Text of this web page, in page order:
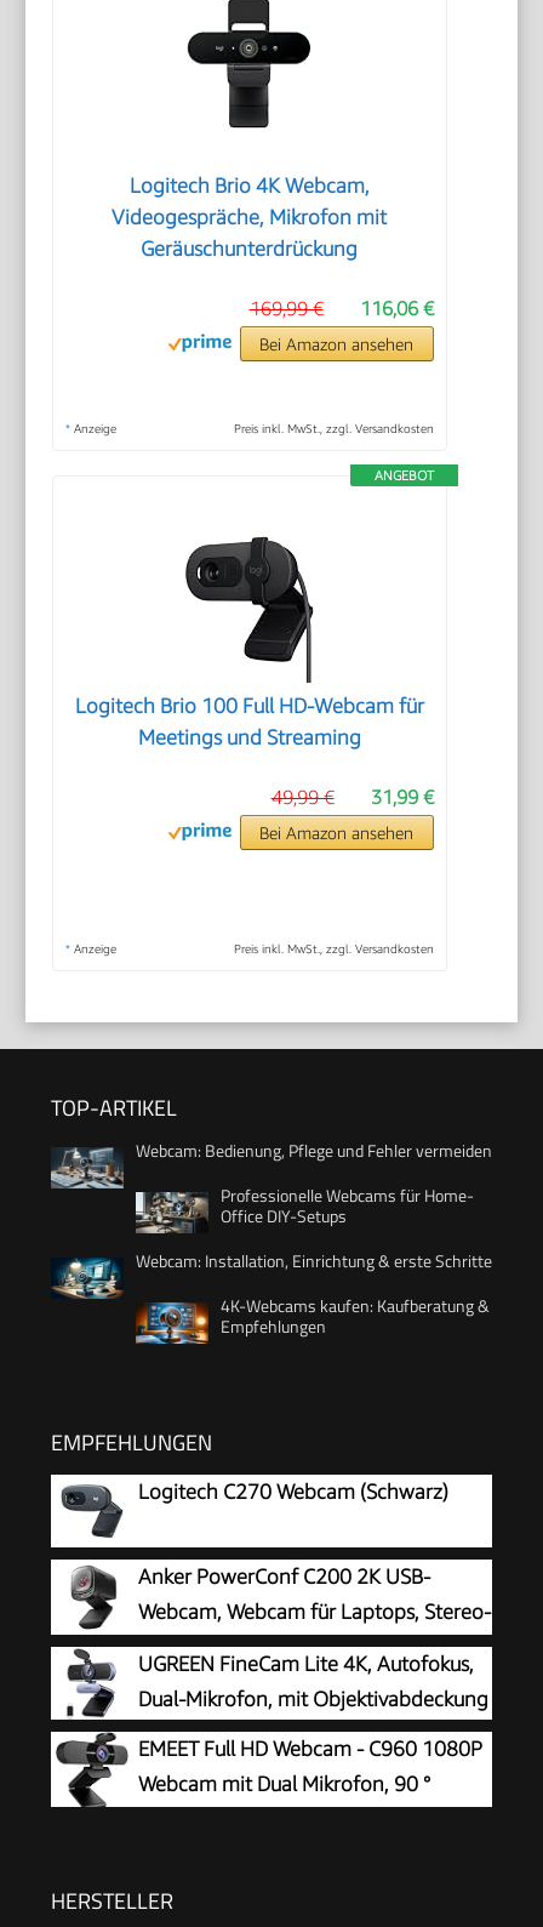
Logitech Brio 4K Webcam,
Videogespräche, Mikrofon mit
Geräuschunterdrückung
116,06 €
169,99 €
Bei Amazon ansehen
* Anzeige Preis inkl. MwSt., zzgl. Versandkosten
ANGEBOT
Logitech Brio 100 Full HD-Webcam für
Meetings und Streaming
31,99 €
49,99 €
Bei Amazon ansehen
* Anzeige Preis inkl. MwSt., zzgl. Versandkosten
TOP-ARTIKEL
Webcam: Bedienung, Pflege und Fehler vermeiden
Professionelle Webcams für Home-
Office DIY-Setups
Webcam: Installation, Einrichtung & erste Schritte
4K-Webcams kaufen: Kaufberatung &
Empfehlungen
EMPFEHLUNGEN
Logitech C270 Webcam (Schwarz)
Anker PowerConf C200 2K USB-
Webcam, Webcam für Laptops, Stereo-
Mikrofone
UGREEN FineCam Lite 4K, Autofokus,
Dual-Mikrofon, mit Objektivabdeckung
EMEET Full HD Webcam - C960 1080P
Webcam mit Dual Mikrofon, 90 °
OS X, YouTube, Skype, zum Konferenz
HERSTELLER